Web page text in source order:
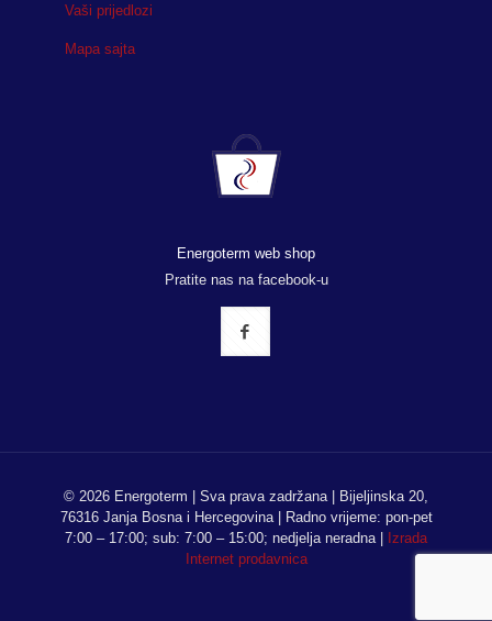
Vaši prijedlozi
Mapa sajta
Energoterm web shop
Pratite nas na facebook-u
© 2026 Energoterm | Sva prava zadržana | Bijeljinska 20,
76316 Janja Bosna i Hercegovina | Radno vrijeme: pon-pet
7:00 – 17:00; sub: 7:00 – 15:00; nedjelja neradna |
Izrada
Internet prodavnica